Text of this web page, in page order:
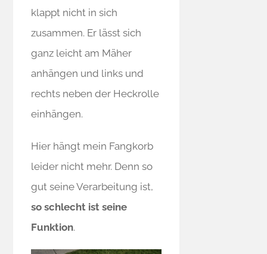
klappt nicht in sich
zusammen. Er lässt sich
ganz leicht am Mäher
anhängen und links und
rechts neben der Heckrolle
einhängen.
Hier hängt mein Fangkorb
leider nicht mehr. Denn so
gut seine Verarbeitung ist,
so schlecht ist seine
Funktion.